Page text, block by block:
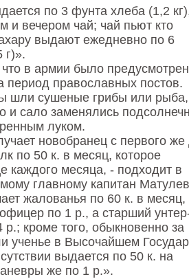
по 3 фунта хлеба (1,2
и вечером чай; чай пьют кто
выдают ежедневно по 6
г)».
в армии было
период православных постов.
шли сушеные грибы или
и сало заменялись
луком.
новобранец с первого же
по 50 к. в месяц, которое
каждого месяца, - подходит в
главному капитан
жалованья по 60 к. в месяц,
по 1 р., а старший
кроме того, обыкновенно за
ученье в Высочайшем
выдается по 50 к. на
же по 1 р.».